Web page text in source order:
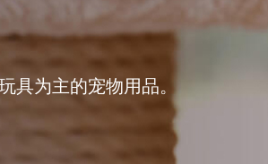
具为主的宠物用品。